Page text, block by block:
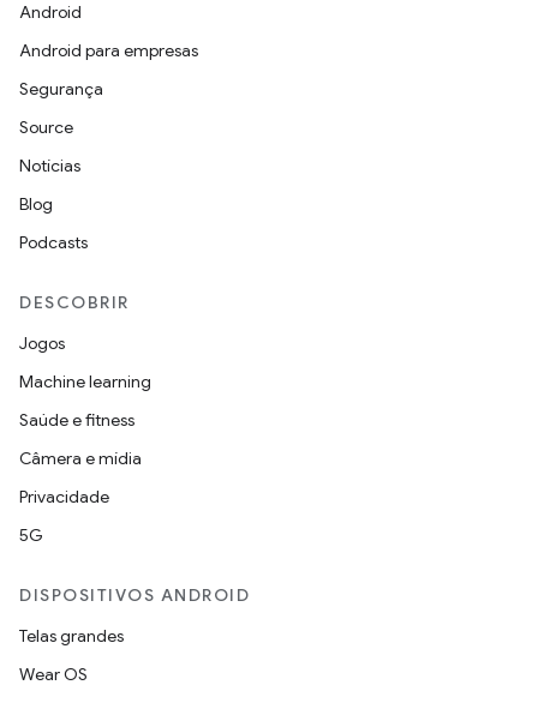
Android
Android para empresas
Segurança
Source
Notícias
Blog
Podcasts
DESCOBRIR
Jogos
Machine learning
Saúde e fitness
Câmera e mídia
Privacidade
5G
DISPOSITIVOS ANDROID
Telas grandes
Wear OS